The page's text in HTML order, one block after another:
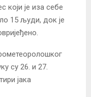
који је иза себе
15 људи, док је
су 26. и 27.
јака